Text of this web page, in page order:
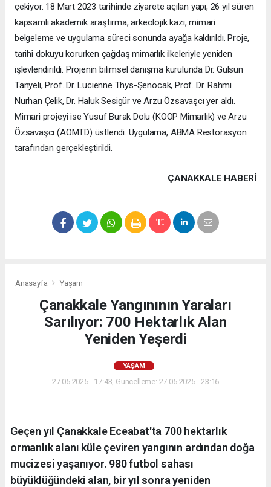
çekiyor. 18 Mart 2023 tarihinde ziyarete açılan yapı, 26 yıl süren
kapsamlı akademik araştırma, arkeolojik kazı, mimari
belgeleme ve uygulama süreci sonunda ayağa kaldırıldı. Proje,
tarihî dokuyu korurken çağdaş mimarlık ilkeleriyle yeniden
işlevlendirildi. Projenin bilimsel danışma kurulunda Dr. Gülsün
Tanyeli, Prof. Dr. Lucienne Thys-Şenocak, Prof. Dr. Rahmi
Nurhan Çelik, Dr. Haluk Sesigür ve Arzu Özsavaşcı yer aldı.
Mimari projeyi ise Yusuf Burak Dolu (KOOP Mimarlık) ve Arzu
Özsavaşcı (AOMTD) üstlendi. Uygulama, ABMA Restorasyon
tarafından gerçekleştirildi.
ÇANAKKALE HABERİ
Anasayfa Yaşam
Çanakkale Yangınının Yaraları
Sarılıyor: 700 Hektarlık Alan
Yeniden Yeşerdi
YAŞAM
27.05.2025 - 17:43, Güncelleme: 27.05.2025 - 23:16
Geçen yıl Çanakkale Eceabat'ta 700 hektarlık
ormanlık alanı küle çeviren yangının ardından doğa
mucizesi yaşanıyor. 980 futbol sahası
büyüklüğündeki alan, bir yıl sonra yeniden